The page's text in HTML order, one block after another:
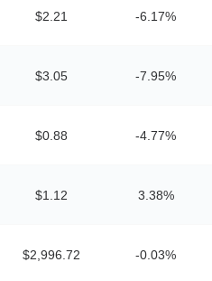
$2.21 -6.17%
$3.05 -7.95%
$0.88 -4.77%
$1.12 3.38%
$2,996.72 -0.03%